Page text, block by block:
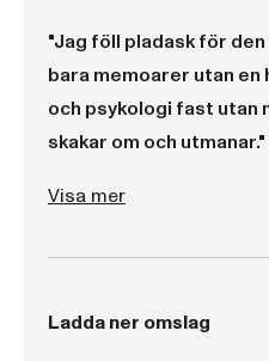
"Jag föll pladask för
bara memoarer utan en
och psykologi fast utan
skakar om och utmanar."
Visa mer
Ladda ner omslag